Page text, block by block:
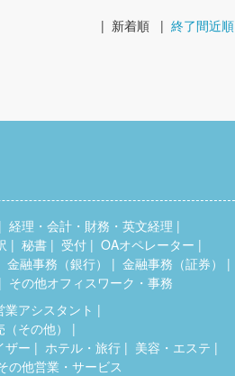
| 新着順 | 終了間近順
経理・会計・財務・英文経理
秘書 受付
OAオペレーター
金融事務（銀行）
金融事務（証券）
その他オフィスワーク・事務
業アシスタント
その他）
ザー
ホテル・旅行
美容・エステ
の他営業・サービス